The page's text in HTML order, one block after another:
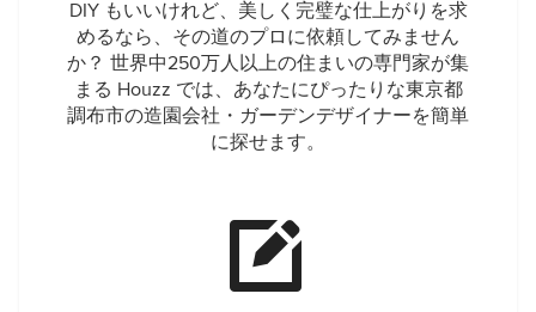
DIY もいいけれど、美しく完璧な仕上がりを求
めるなら、その道のプロに依頼してみません
か？ 世界中250万人以上の住まいの専門家が集
まる Houzz では、あなたにぴったりな東京都
調布市の造園会社・ガーデンデザイナーを簡単
に探せます。